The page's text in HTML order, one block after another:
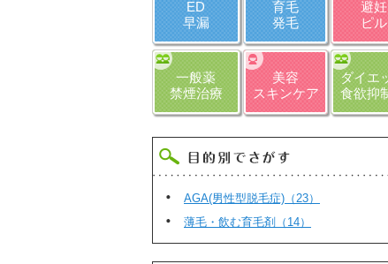
ED
早漏
育毛
発毛
避妊
ピル
一般薬
禁煙治療
美容
スキンケア
ダイエ
食欲抑
AGA(男性型脱毛症)（23）
薄毛・飲む育毛剤（14）